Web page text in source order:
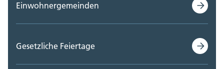
Einwohnergemeinden
Gesetzliche Feiertage